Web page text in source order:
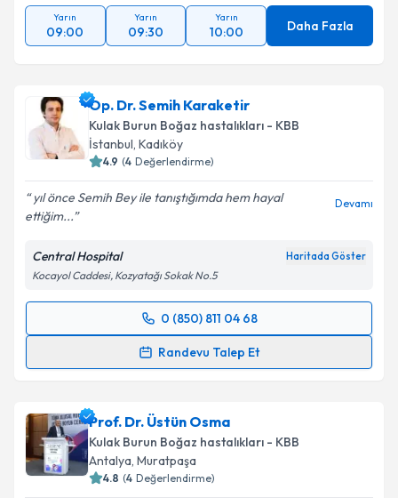
Yarın
09:00
Yarın
09:30
Yarın
10:00 Daha Fazla
Op. Dr. Semih Karaketir
Kulak Burun Boğaz hastalıkları - KBB
İstanbul, Kadıköy
4.9 (4 Değerlendirme)
yıl önce Semih Bey ile tanıştığımda hem hayal
ettiğim...
Devamı
Central Hospital Haritada Göster
Kocayol Caddesi, Kozyatağı Sokak No.5
0 (850) 811 04 68
Randevu Talep Et
Randevu Takvimi Talebi
takvim hazırlandığında e-posta ile bilgilendireceğiz.
E-posta Adresiniz
Prof. Dr. Üstün Osma
Kulak Burun Boğaz hastalıkları - KBB
Antalya, Muratpaşa
4.8 (4 Değerlendirme)